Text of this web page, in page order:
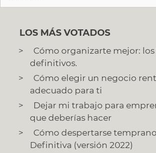
LOS MÁS VOTADOS
Cómo organizarte mejor: los
definitivos.
Cómo elegir un negocio
adecuado para ti
Dejar mi trabajo para
que deberías hacer
Cómo despertarse
Definitiva (versión 2022)